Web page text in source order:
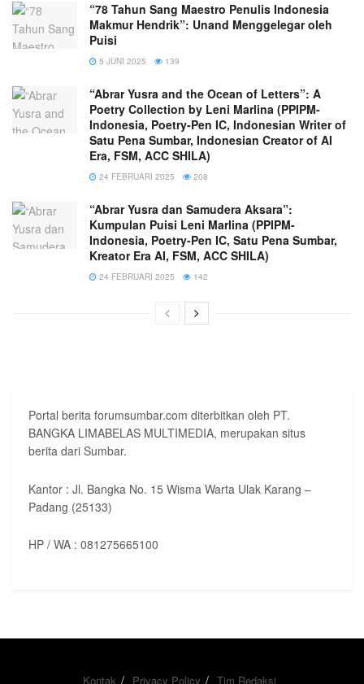
“78 Tahun Sang Maestro Penulis Indonesia
Makmur Hendrik”: Unand Menggelegar oleh
Puisi
5 JUNI 2025 139
“Abrar Yusra and the Ocean of Letters”: A
Poetry Collection by Leni Marlina (PPIPM-
Indonesia, Poetry-Pen IC, Indonesian Writer of
Satu Pena Sumbar, Indonesian Creator of AI
Era, FSM, ACC SHILA)
24 FEBRUARI 2025 208
“Abrar Yusra dan Samudera Aksara”:
Kumpulan Puisi Leni Marlina (PPIPM-
Indonesia, Poetry-Pen IC, Satu Pena Sumbar,
Kreator Era AI, FSM, ACC SHILA)
24 FEBRUARI 2025 142
Portal berita forumsumbar.com diterbitkan oleh PT.
BANGKA LIMABELAS MULTIMEDIA, merupakan situs
berita dari Sumbar.
Kantor : Jl. Bangka No. 15 Wisma Warta Ulak Karang –
Padang (25133)
HP / WA : 081275665100
Kontak Privacy Policy Tim Redaksi